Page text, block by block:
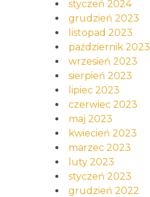
styczeń 2024
grudzień 2023
listopad 2023
październik 2023
wrzesień 2023
sierpień 2023
lipiec 2023
czerwiec 2023
maj 2023
kwiecień 2023
marzec 2023
luty 2023
styczeń 2023
grudzień 2022